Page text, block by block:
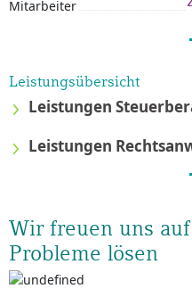
Mitarbeiter
Leistungsübersicht
Leistungen
Leistungen
Wir freuen uns
Probleme lösen